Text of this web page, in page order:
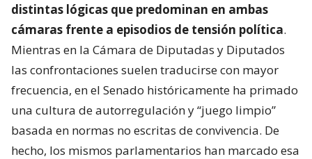
distintas lógicas que predominan en ambas
cámaras frente a episodios de tensión política.
Mientras en la Cámara de Diputadas y Diputados
las confrontaciones suelen traducirse con mayor
frecuencia, en el Senado históricamente ha primado
una cultura de autorregulación y “juego limpio”
basada en normas no escritas de convivencia. De
hecho, los mismos parlamentarios han marcado esa